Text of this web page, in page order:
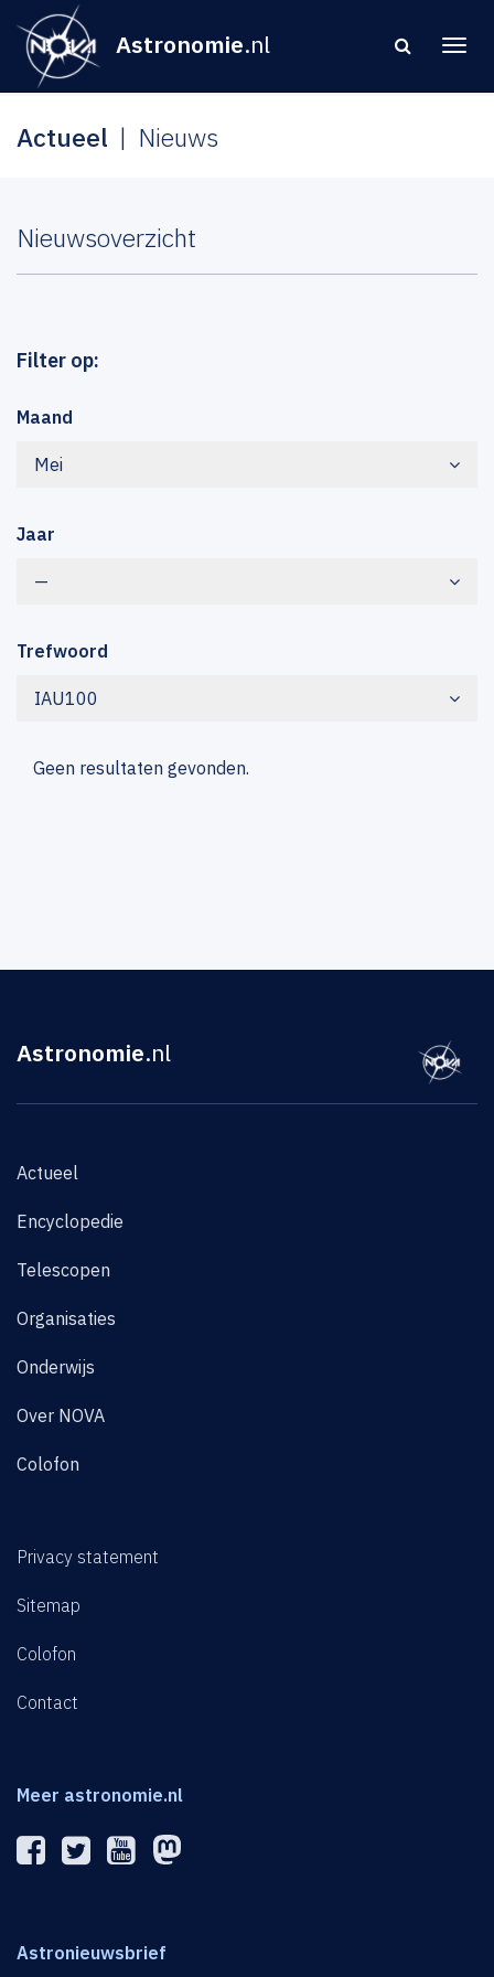
Astronomie.nl
Actueel Nieuws
Nieuwsoverzicht
Filter op:
Maand
Mei
Jaar
—
Trefwoord
IAU100
Geen resultaten gevonden.
Astronomie.nl
Actueel
Encyclopedie
Telescopen
Organisaties
Onderwijs
Over NOVA
Colofon
Privacy statement
Sitemap
Colofon
Contact
Meer astronomie.nl
Astronieuwsbrief